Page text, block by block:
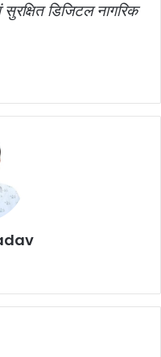
सुरक्षित डिजिटल नागरिक